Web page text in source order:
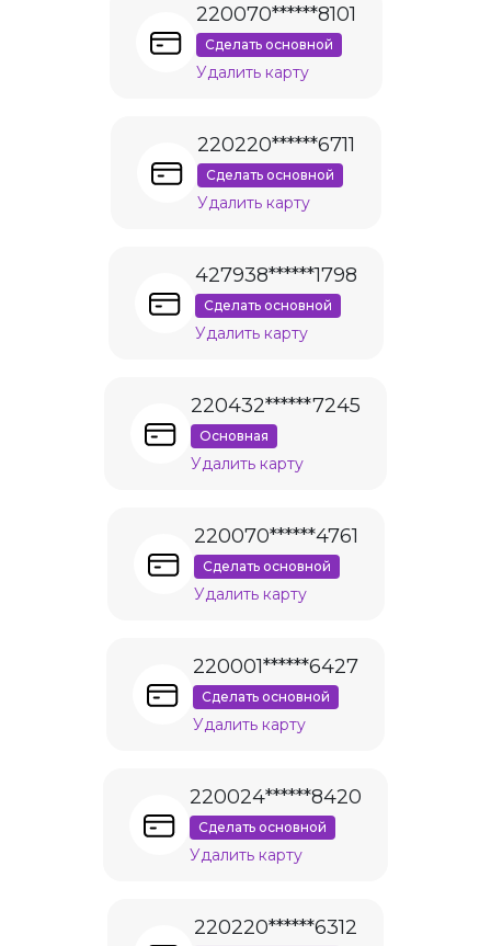
220070******8101
Сделать основной
Удалить карту
220220******6711
Сделать основной
Удалить карту
427938******1798
Сделать основной
Удалить карту
220432******7245
Основная
Удалить карту
220070******4761
Сделать основной
Удалить карту
220001******6427
Сделать основной
Удалить карту
220024******8420
Сделать основной
Удалить карту
220220******6312